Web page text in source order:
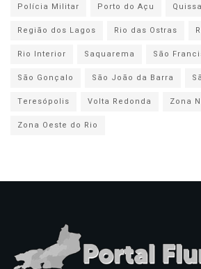
Polícia Militar
Porto do Açu
Região dos Lagos
Rio das Ostras
Rio Interior
Saquarema
São
São Gonçalo
São João da Barra
Teresópolis
Volta Redonda
Zona
Zona Oeste do Rio